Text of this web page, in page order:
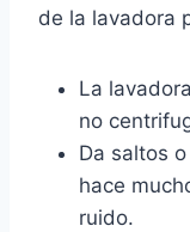
de la lavadora
La lavadora
no
Da saltos o
hace
ruido.